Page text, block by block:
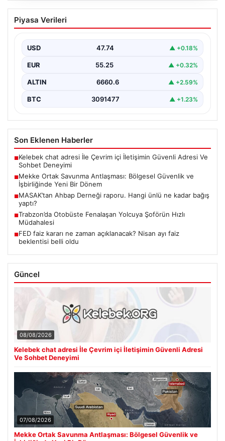
Mekke Ortak Savunma Antlaşması:
Bölgesel Güvenlik ve İşbirliğinde Yeni
Türkiye, Suudi Arabistan ve Pakistan arasında
ve küresel…
Piyasa Verileri
USD 47.74 ▲ +0.18%
EUR 55.25 ▲ +0.32%
ALTIN 6660.6 ▲ +2.59%
BTC 3091477 ▲ +1.23%
Son Eklenen Haberler
■Kelebek chat adresi İle Çevrim içi İletişimin Güvenli Adresi Ve
Sohbet Deneyimi
■Mekke Ortak Savunma Antlaşması: Bölgesel Güvenlik ve
İşbirliğinde Yeni Bir Dönem
■MASAK’tan Ahbap Derneği raporu. Hangi ünlü ne kadar bağış
yaptı?
■Trabzon’da Otobüste Fenalaşan Yolcuya Şoförün Hızlı
Müdahalesi
■FED faiz kararı ne zaman açıklanacak? Nisan ayı faiz
beklentisi belli oldu
Güncel
08/08/2026
Kelebek chat adresi İle Çevrim içi İletişimin Güvenli Adresi
Ve Sohbet Deneyimi
07/08/2026
Mekke Ortak Savunma Antlaşması: Bölgesel Güvenlik ve